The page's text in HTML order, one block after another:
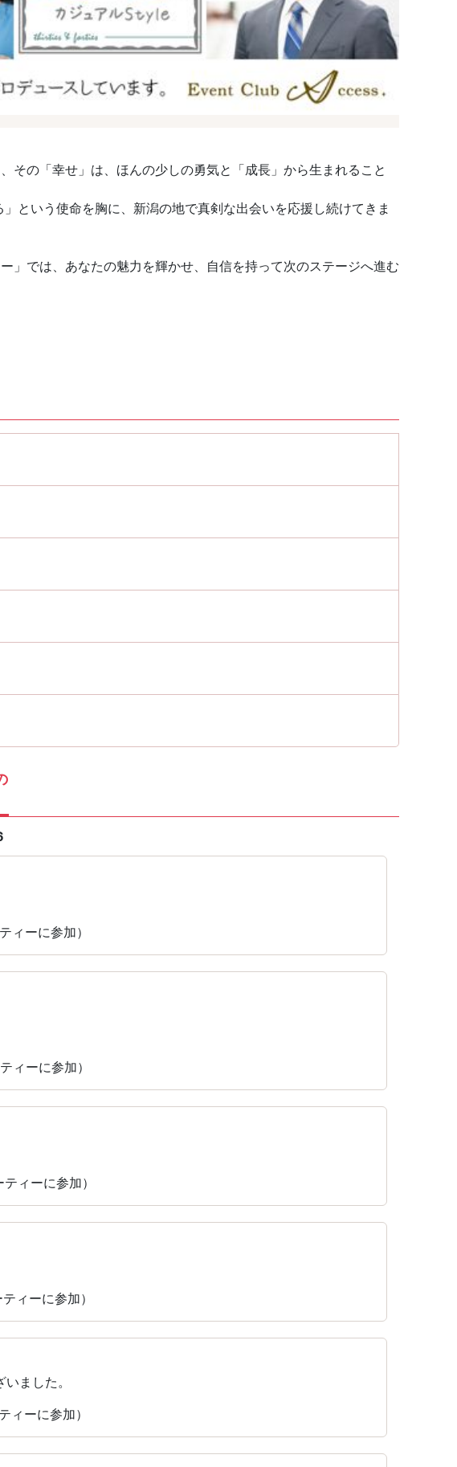
その「幸せ」は、ほんの少しの勇気と「成長」から生まれること
という使命を胸に、新潟の地で真剣な出会いを応援し続けてきま
」では、あなたの魅力を輝かせ、自信を持って次のステージへ進む
ーに参加）
ィーに参加）
ィーに参加）
ィーに参加）
ました。
ーに参加）